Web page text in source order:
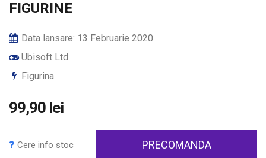
FIGURINE
Data lansare: 13 Februarie 2020
Ubisoft Ltd
Figurina
99,90 lei
Cere info stoc PRECOMANDA